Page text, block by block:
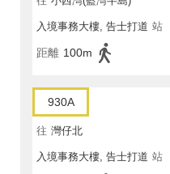
入境事務大樓, 告士打道 站
距離 100m
930A
往 灣仔北
入境事務大樓, 告士打道 站